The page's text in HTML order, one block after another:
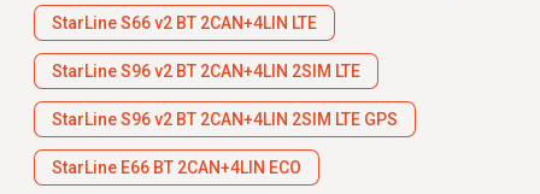
StarLine S66 v2 BT 2CAN+4LIN LTE
StarLine S96 v2 BT 2CAN+4LIN 2SIM LTE
StarLine S96 v2 BT 2CAN+4LIN 2SIM LTE GPS
StarLine E66 BT 2CAN+4LIN ECO